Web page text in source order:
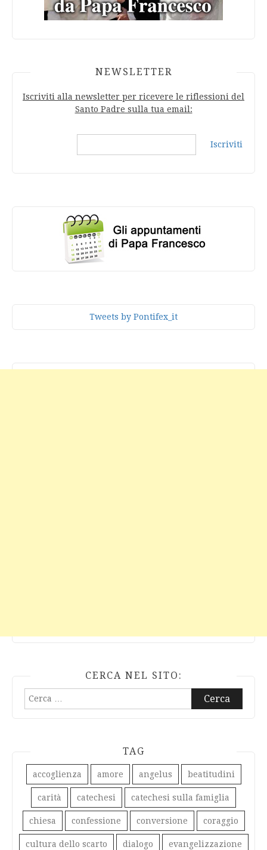
NEWSLETTER
Iscriviti alla newsletter per ricevere le riflessioni del
Santo Padre sulla tua email:
Iscriviti
Tweets by Pontifex_it
CERCA NEL SITO:
Ricerca
per:
TAG
accoglienza amore angelus beatitudini
carità catechesi catechesi sulla famiglia
chiesa confessione conversione coraggio
cultura dello scarto dialogo evangelizzazione